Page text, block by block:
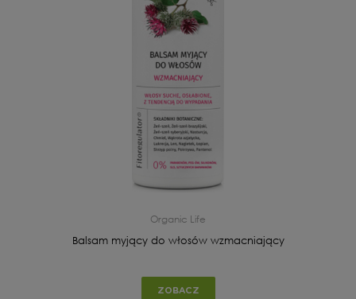
Organic Life
Balsam myjący do włosów wzmacniający
ZOBACZ